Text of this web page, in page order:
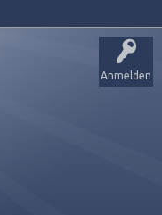
Anmelden